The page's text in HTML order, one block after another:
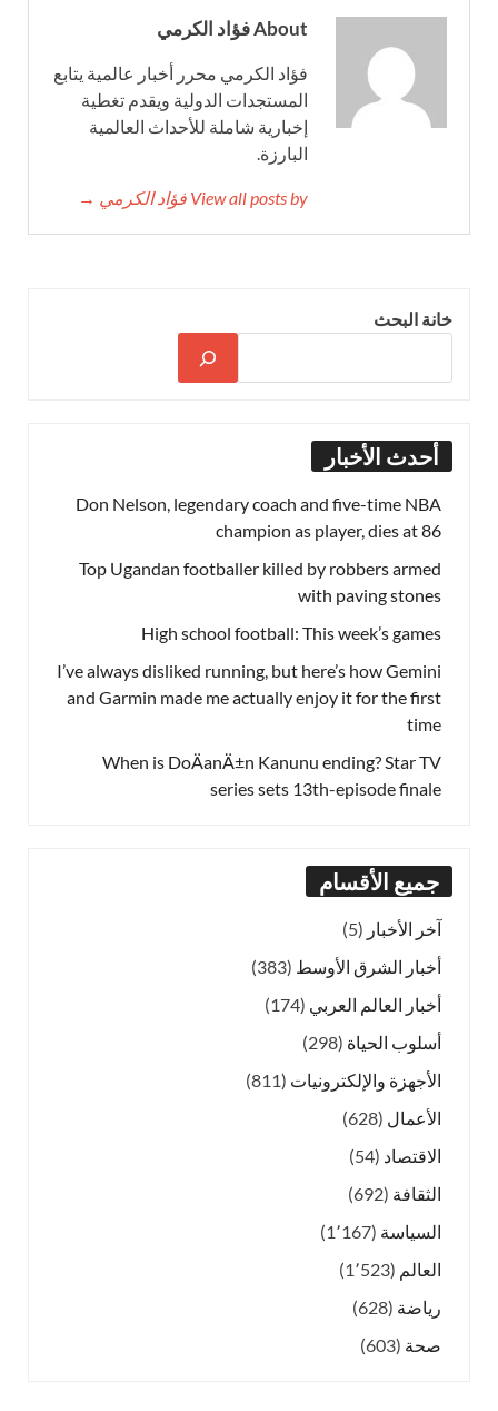
About فؤاد الكرمي
فؤاد الكرمي محرر أخبار عالمية يتابع
المستجدات الدولية ويقدم تغطية
إخبارية شاملة للأحداث العالمية
البارزة.
View all posts by فؤاد الكرمي →
خانة البحث
أحدث الأخبار
Don Nelson, legendary coach and five-time NBA
champion as player, dies at 86
Top Ugandan footballer killed by robbers armed
with paving stones
High school football: This week’s games
I’ve always disliked running, but here’s how Gemini
and Garmin made me actually enjoy it for the first
time
When is DoÄanÄ±n Kanunu ending? Star TV
series sets 13th-episode finale
جميع الأقسام
آخر الأخبار (5)
أخبار الشرق الأوسط (383)
أخبار العالم العربي (174)
أسلوب الحياة (298)
الأجهزة والإلكترونيات (811)
الأعمال (628)
الاقتصاد (54)
الثقافة (692)
السياسة (1٬167)
العالم (1٬523)
رياضة (628)
صحة (603)